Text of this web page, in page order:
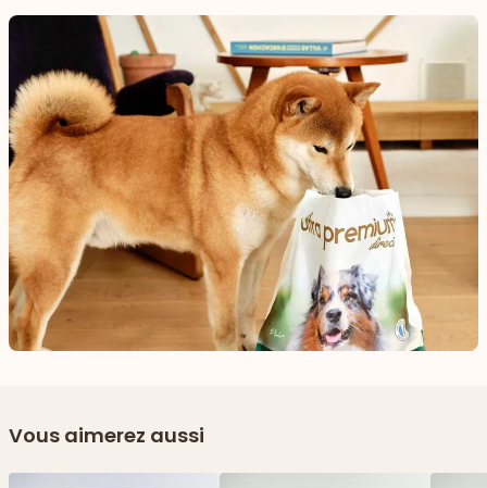
Vous aimerez aussi